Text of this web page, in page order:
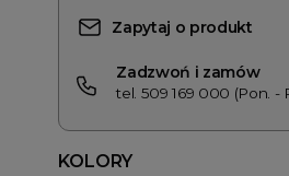
Zapytaj o produkt
Zadzwoń i zamów
tel. 509 169 000 (Pon. -
KOLORY